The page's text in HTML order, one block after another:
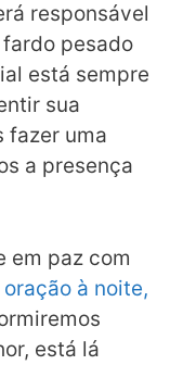
responsável
pesado
está sempre
sua
fazer uma
a presença
em paz com
oração à noite,
está lá